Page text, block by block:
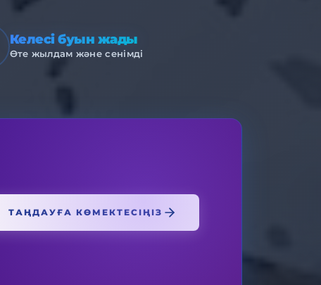
Келесі буын жады
Өте жылдам және сенімді
ТАҢДАУҒА КӨМЕКТЕСІҢІЗ